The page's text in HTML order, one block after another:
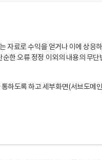
자료로 수익을 얻거나 이에 상응
한 오류 정정 이외의 내용의 무
하도록 하고 세부화면(서브도메